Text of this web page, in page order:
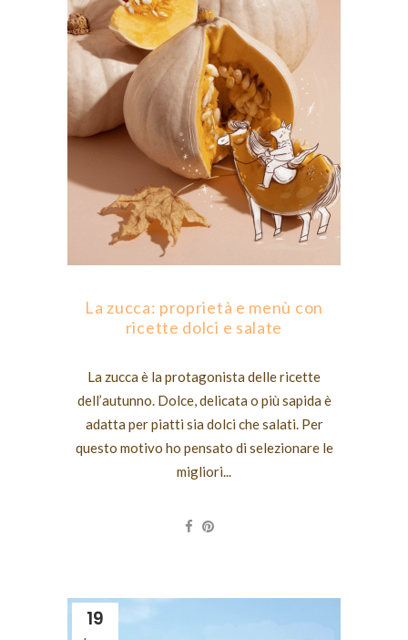
La zucca: proprietà e menù con
ricette dolci e salate
La zucca è la protagonista delle ricette
dell’autunno. Dolce, delicata o più sapida è
adatta per piatti sia dolci che salati. Per
questo motivo ho pensato di selezionare le
migliori...
19